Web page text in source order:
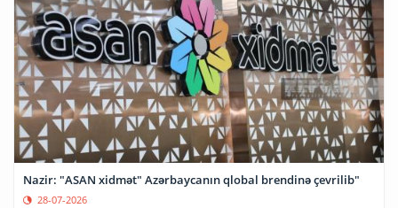
Nazir: "ASAN xidmət" Azərbaycanın qlobal brendinə çevrilib"
28-07-2026